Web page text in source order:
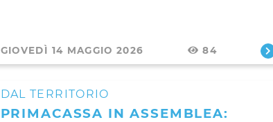
GIOVEDÌ 14 MAGGIO 2026 84
DAL TERRITORIO
PRIMACASSA IN ASSEMBLEA: